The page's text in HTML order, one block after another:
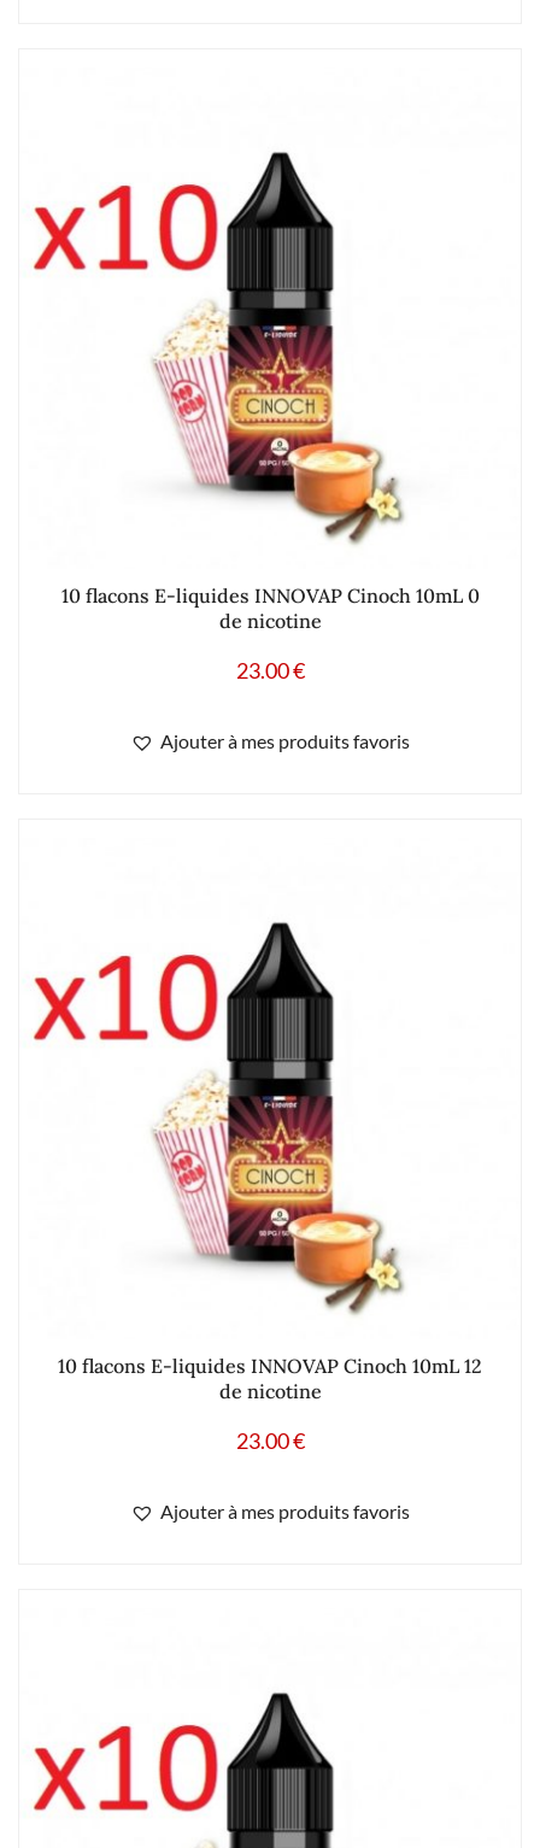
10 flacons E-liquides INNOVAP Cinoch 10mL 0
de nicotine
23.00€
Ajouter à mes produits favoris
10 flacons E-liquides INNOVAP Cinoch 10mL 12
de nicotine
23.00€
Ajouter à mes produits favoris